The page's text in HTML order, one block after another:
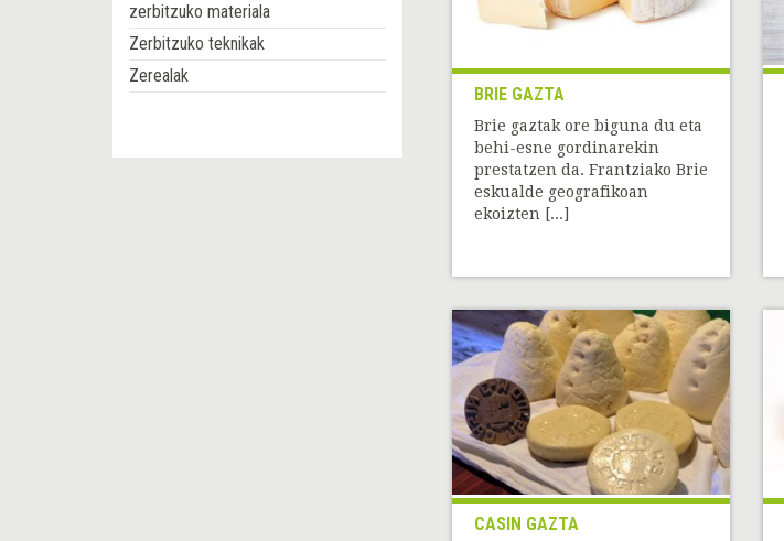
zerbitzuko materiala
Zerbitzuko teknikak
Zerealak
BRIE GAZTA
Brie gaztak ore biguna du eta
behi-esne gordinarekin
prestatzen da. Frantziako Brie
eskualde geografikoan
ekoizten [...]
CASIN GAZTA